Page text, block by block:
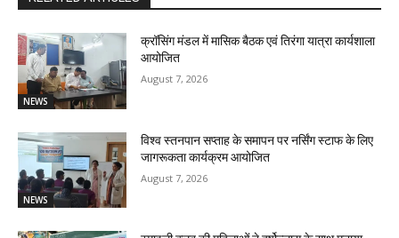
NEWS
क्रॉसिंग मंडल में मासिक बैठक एवं तिरंगा यात्रा कार्यशाला
आयोजित
August 7, 2026
NEWS
विश्व स्तनपान सप्ताह के समापन पर नर्सिंग स्टाफ के लिए
जागरूकता कार्यक्रम आयोजित
August 7, 2026